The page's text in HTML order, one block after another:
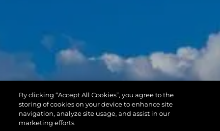
By clicking “Accept All Cookies”, you agree to the
storing of cookies on your device to enhance site
navigation, analyze site usage, and assist in our
marketing efforts.